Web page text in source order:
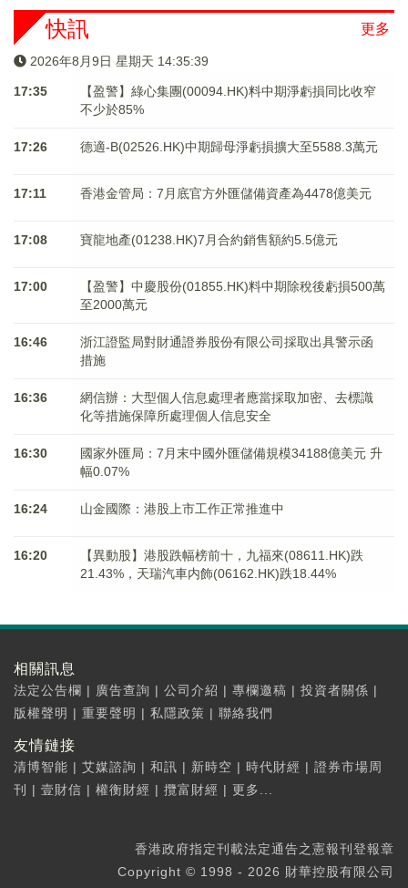
更多
快訊
2026年8月9日 星期天 14:35:39
17:35
【盈警】綠心集團(00094.HK)料中期淨虧損同比收窄
不少於85%
17:26 德適-B(02526.HK)中期歸母淨虧損擴大至5588.3萬元
17:11 香港金管局：7月底官方外匯儲備資產為4478億美元
17:08 寶龍地產(01238.HK)7月合約銷售額約5.5億元
17:00
【盈警】中慶股份(01855.HK)料中期除稅後虧損500萬
至2000萬元
16:46
浙江證監局對財通證券股份有限公司採取出具警示函
措施
16:36
網信辦：大型個人信息處理者應當採取加密、去標識
化等措施保障所處理個人信息安全
16:30
國家外匯局：7月末中國外匯儲備規模34188億美元 升
幅0.07%
16:24 山金國際：港股上市工作正常推進中
16:20
【異動股】港股跌幅榜前十，九福來(08611.HK)跌
21.43%，天瑞汽車内飾(06162.HK)跌18.44%
相關訊息
法定公告欄 | 廣告查詢 | 公司介紹 | 專欄邀稿 | 投資者關係 |
版權聲明 | 重要聲明 | 私隱政策 | 聯絡我們
友情鏈接
清博智能 | 艾媒諮詢 | 和訊 | 新時空 | 時代財經 | 證券市場周
刊
| 壹財信 | 權衡財經 | 攬富財經 | 更多...
香港政府指定刊載法定通告之憲報刊登報章
Copyright © 1998 - 2026 財華控股有限公司